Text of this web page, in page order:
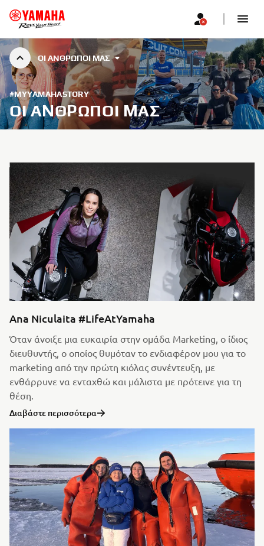
ΟΙ ΆΝΘΡΩΠΟΊ ΜΑΣ
#MYYAMAHASTORY
ΟΙ ΆΝΘΡΩΠΟΊ ΜΑΣ
Ana Niculaita #LifeAtYamaha
Όταν άνοιξε μια ευκαιρία στην ομάδα Marketing, ο ίδιος
διευθυντής, ο οποίος θυμόταν το ενδιαφέρον μου για το
marketing από την πρώτη κιόλας συνέντευξη, με
ενθάρρυνε να ενταχθώ και μάλιστα με πρότεινε για τη
θέση.
Διαβάστε περισσότερα